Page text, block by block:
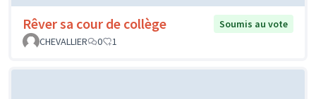
Rêver sa cour de collège
Soumis au vote
CHEVALLIER
0 1